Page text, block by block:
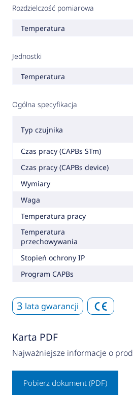
Rozdzielczość pomiarowa
Temperatura
Jednostki
Temperatura
Ogólna specyfikacja
Typ czujnika
Czas pracy (CAPBs STm)
Czas pracy (CAPBs device)
Wymiary
Waga
Temperatura pracy
Temperatura
przechowywania
Stopień ochrony IP
Program CAPBs
3 lata gwarancji
Karta PDF
Najważniejsze informacje o
Pobierz dokument (PDF)